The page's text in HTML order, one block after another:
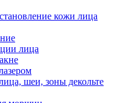
кожи лица
лица
шеи, зоны декольте